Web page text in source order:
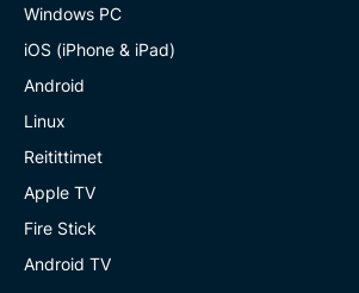
Windows PC
iOS (iPhone & iPad)
Android
Linux
Reitittimet
Apple TV
Fire Stick
Android TV